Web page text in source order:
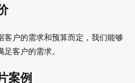
客户的需求和预算而定，我们能够
客户的需求。
案例